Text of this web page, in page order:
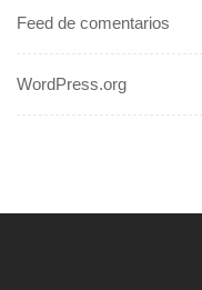
Feed de comentarios
WordPress.org